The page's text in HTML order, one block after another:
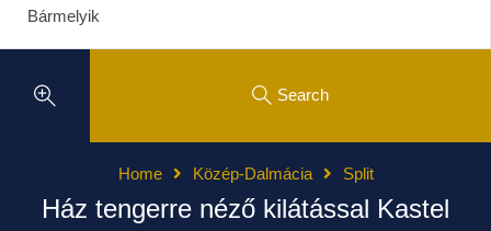
Search
Home Közép-Dalmácia Split
Ház tengerre néző kilátással Kastel